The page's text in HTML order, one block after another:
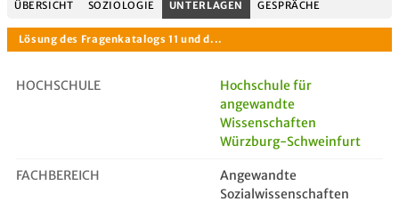
ÜBERSICHT SOZIOLOGIE UNTERLAGEN GESPRÄCHE
Lösung des Fragenkatalogs 11 und d...
HOCHSCHULE
Hochschule für
angewandte
Wissenschaften
Würzburg-Schweinfurt
FACHBEREICH
Angewandte
Sozialwissenschaften